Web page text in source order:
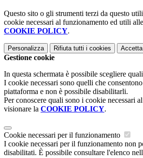
Questo sito o gli strumenti terzi da questo
cookie necessari al funzionamento ed utili
COOKIE POLICY.
Personalizza Rifiuta tutti i cookies
Gestione cookie
In questa schermata è possibile scegliere
I cookie necessari sono quelli che
piattaforma e non è possibile disabilitarli.
Per conoscere quali sono i cookie necessari
visionare la COOKIE POLICY.
Cookie necessari per il funzionamento
I cookie necessari per il funzionamento non
disabilitati. È possibile consultare l'elenco